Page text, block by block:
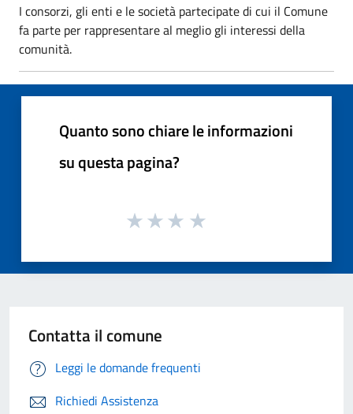
I consorzi, gli enti e le società partecipate di cui il Comune
fa parte per rappresentare al meglio gli interessi della
comunità.
Quanto sono chiare le informazioni
su questa pagina?
Contatta il comune
Leggi le domande frequenti
Richiedi Assistenza